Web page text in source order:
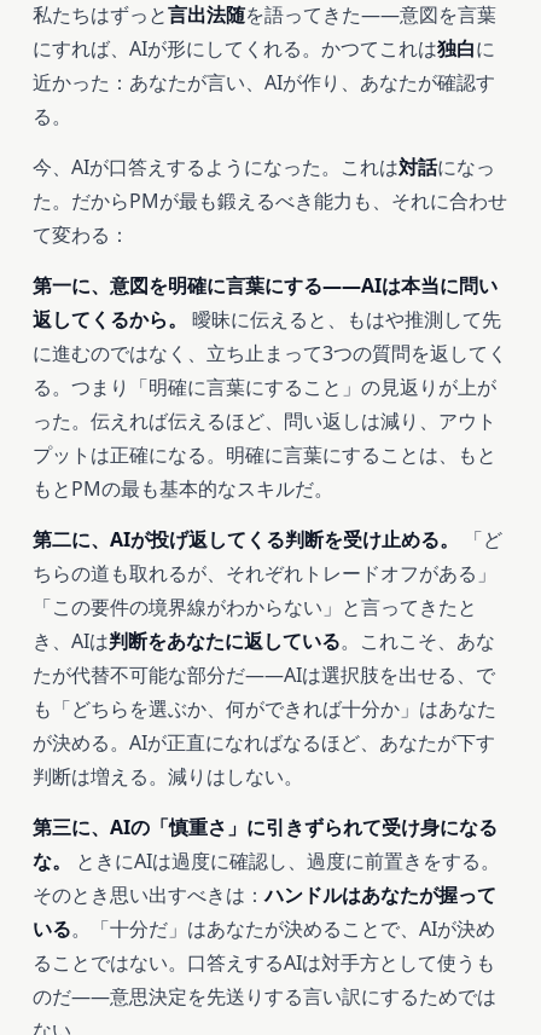
私たちはずっと言出法随を語ってきた——意図を言葉
にすれば、AIが形にしてくれる。かつてこれは独白に
近かった：あなたが言い、AIが作り、あなたが確認す
る。
今、AIが口答えするようになった。これは対話になっ
た。だからPMが最も鍛えるべき能力も、それに合わせ
て変わる：
第一に、意図を明確に言葉にする——AIは本当に問い
返してくるから。
曖昧に伝えると、もはや推測して先
に進むのではなく、立ち止まって3つの質問を返してく
る。つまり「明確に言葉にすること」の見返りが上が
った。伝えれば伝えるほど、問い返しは減り、アウト
プットは正確になる。明確に言葉にすることは、もと
もとPMの最も基本的なスキルだ。
第二に、AIが投げ返してくる判断を受け止める。
「ど
ちらの道も取れるが、それぞれトレードオフがある」
「この要件の境界線がわからない」と言ってきたと
き、AIは判断をあなたに返している。これこそ、あな
たが代替不可能な部分だ——AIは選択肢を出せる、で
も「どちらを選ぶか、何ができれば十分か」はあなた
が決める。AIが正直になればなるほど、あなたが下す
判断は増える。減りはしない。
第三に、AIの「慎重さ」に引きずられて受け身になる
な。
ときにAIは過度に確認し、過度に前置きをする。
そのとき思い出すべきは：ハンドルはあなたが握って
いる。「十分だ」はあなたが決めることで、AIが決め
ることではない。口答えするAIは対手方として使うも
のだ——意思決定を先送りする言い訳にするためでは